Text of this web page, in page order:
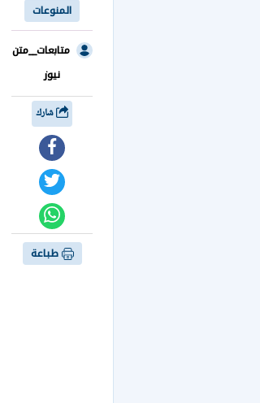
المنوعات
متابعات__متن
نيوز
طباعة